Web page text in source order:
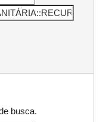
busca.